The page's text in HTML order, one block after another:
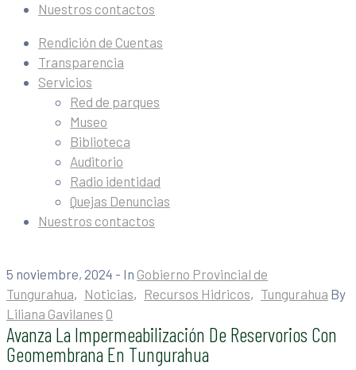
Nuestros contactos
Rendición de Cuentas
Transparencia
Servicios
Red de parques
Museo
Biblioteca
Auditorio
Radio identidad
Quejas Denuncias
Nuestros contactos
5 noviembre, 2024 - In Gobierno Provincial de
Tungurahua‚ Noticias‚ Recursos Hidricos‚ Tungurahua By
Liliana Gavilanes 0
Avanza La Impermeabilización De Reservorios Con
Geomembrana En Tungurahua